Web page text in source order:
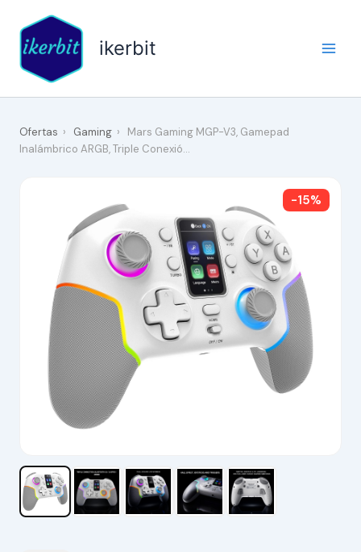
contenido
ikerbit
Ofertas › Gaming ›
Mars Gaming MGP-V3, Gamepad
Inalámbrico ARGB, Triple Conexió…
-15%